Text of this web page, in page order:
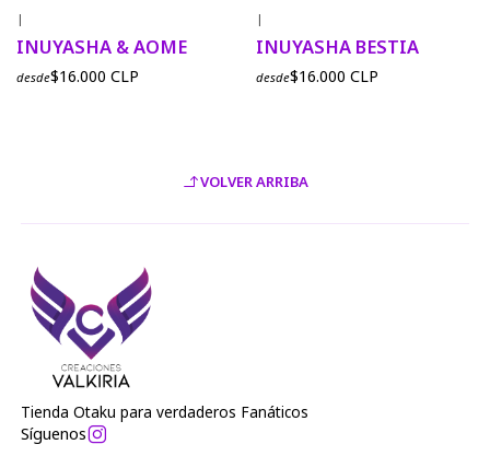
|
INUYASHA & AOME
desde$16.000 CLP
|
INUYASHA BESTIA
desde$16.000 CLP
VOLVER ARRIBA
Tienda Otaku para verdaderos Fanáticos
Síguenos